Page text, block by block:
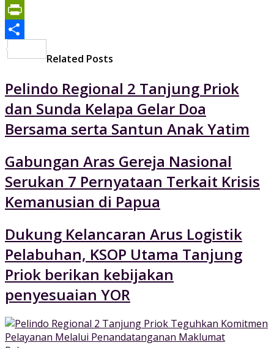
Print
PrintFriendly
Related Posts
Pelindo Regional 2 Tanjung Priok
dan Sunda Kelapa Gelar Doa
Bersama serta Santun Anak Yatim
Gabungan Aras Gereja Nasional
Serukan 7 Pernyataan Terkait Krisis
Kemanusian di Papua
Dukung Kelancaran Arus Logistik
Pelabuhan, KSOP Utama Tanjung
Priok berikan kebijakan
penyesuaian YOR